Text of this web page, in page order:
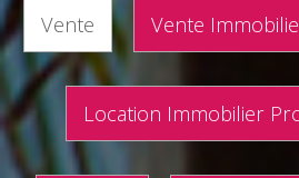
Vente Vente
Location Immobilier